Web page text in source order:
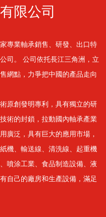
原創發明專利，具有獨立的研
術的封鎖，拉動國內軸承產業
廣泛，具有巨大的應用市場，
機、輸送線、清洗線、起重機
噴涂工業、食品制造設備、液
自己的廠房和生產設備，滿足
2000